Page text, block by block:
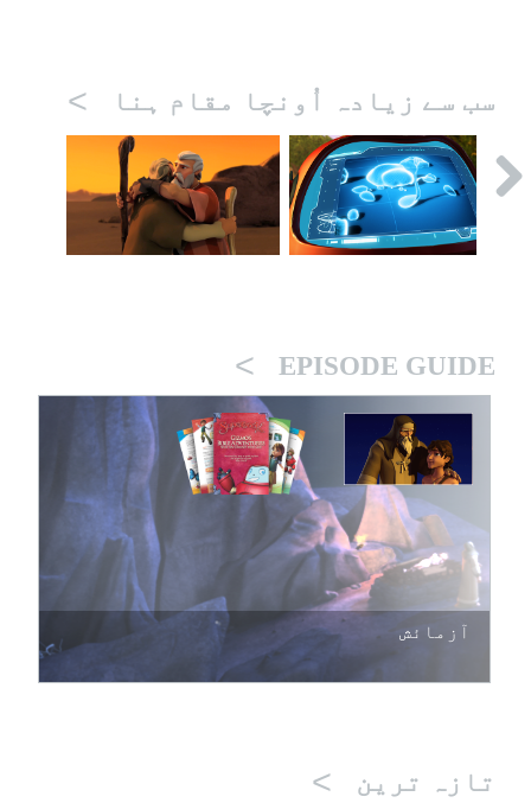
سب سے زیادہ اُونچا مقام ہنا >
EPISODE GUIDE
>
آزمائش
تازہ ترین >